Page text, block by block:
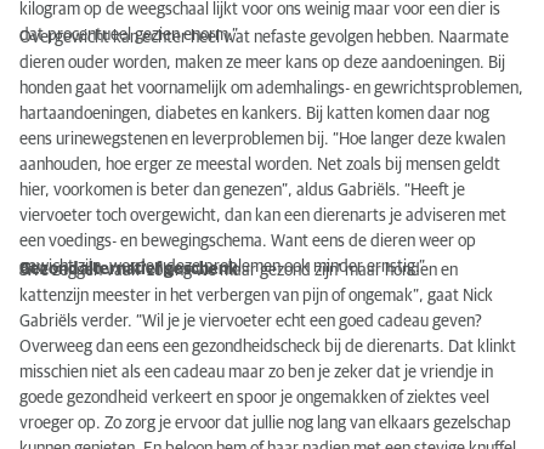
kilogram op de weegschaal lijkt voor ons weinig maar voor een dier is
dat procentueel gezien enorm.”
Overgewicht kan echter heel wat nefaste gevolgen hebben. Naarmate
dieren ouder worden, maken ze meer kans op deze aandoeningen. Bij
honden gaat het voornamelijk om ademhalings- en gewrichtsproblemen,
hartaandoeningen, diabetes en kankers. Bij katten komen daar nog
eens urinewegstenen en leverproblemen bij. “Hoe langer deze kwalen
aanhouden, hoe erger ze meestal worden. Net zoals bij mensen geldt
hier, voorkomen is beter dan genezen”, aldus Gabriëls. “Heeft je
viervoeter toch overgewicht, dan kan een dierenarts je adviseren met
een voedings- en bewegingschema. Want eens de dieren weer op
gewicht zijn, worden deze problemen ook minder ernstig.”
Gezond alternatief geschenk
“We zeggen vaak ‘zolang we maar gezond zijn’ maar honden en
kattenzijn meester in het verbergen van pijn of ongemak”, gaat Nick
Gabriëls verder. “Wil je je viervoeter echt een goed cadeau geven?
Overweeg dan eens een gezondheidscheck bij de dierenarts. Dat klinkt
misschien niet als een cadeau maar zo ben je zeker dat je vriendje in
goede gezondheid verkeert en spoor je ongemakken of ziektes veel
vroeger op. Zo zorg je ervoor dat jullie nog lang van elkaars gezelschap